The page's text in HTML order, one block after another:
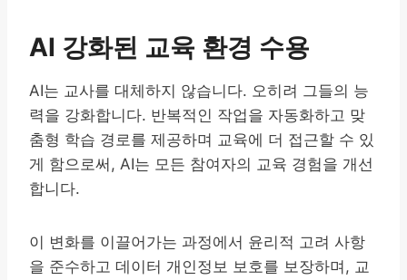
AI 강화된 교육 환경 수용
AI는 교사를 대체하지 않습니다. 오히려 그들의 능
력을 강화합니다. 반복적인 작업을 자동화하고 맞
춤형 학습 경로를 제공하며 교육에 더 접근할 수 있
게 함으로써, AI는 모든 참여자의 교육 경험을 개선
합니다.
이 변화를 이끌어가는 과정에서 윤리적 고려 사항
을 준수하고 데이터 개인정보 보호를 보장하며, 교